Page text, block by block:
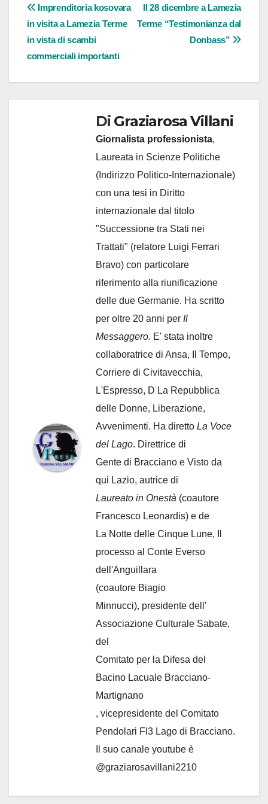
Navigazione
articoli
Il 28 dicembre a Lamezia
Terme “Testimonianza dal
Donbass”
Imprenditoria kosovara
in visita a Lamezia Terme
in vista di scambi
commerciali importanti
Di Graziarosa Villani
Giornalista professionista,
Laureata in Scienze Politiche
(Indirizzo Politico-Internazionale)
con una tesi in Diritto
internazionale dal titolo
"Successione tra Stati nei
Trattati" (relatore Luigi Ferrari
Bravo) con particolare
riferimento alla riunificazione
delle due Germanie. Ha scritto
per oltre 20 anni per Il
Messaggero. E' stata inoltre
collaboratrice di Ansa, Il Tempo,
Corriere di Civitavecchia,
L'Espresso, D La Repubblica
delle Donne, Liberazione,
Avvenimenti. Ha diretto La Voce
del Lago. Direttrice di
Gente di Bracciano e Visto da
qui Lazio, autrice di
Laureato in Onestà (coautore
Francesco Leonardis) e de
La Notte delle Cinque Lune, Il
processo al Conte Everso
dell'Anguillara
(coautore Biagio
Minnucci), presidente dell'
Associazione Culturale Sabate,
del
Comitato per la Difesa del
Bacino Lacuale Bracciano-
Martignano
, vicepresidente del Comitato
Pendolari Fl3 Lago di Bracciano.
Il suo canale youtube è
@graziarosavillani2210